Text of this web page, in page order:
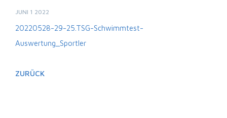
JUNI 1 2022
20220528-29-25.TSG-Schwimmtest-
Auswertung_Sportler
ZURÜCK